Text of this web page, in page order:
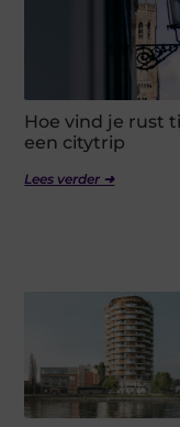
Hoe vind je rust
een citytrip
Lees verder ➜